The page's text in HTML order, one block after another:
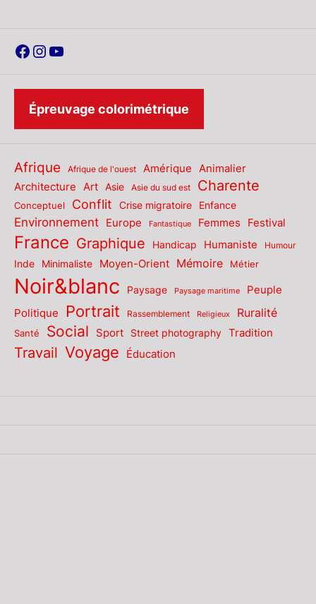
Facebook
Instagram
YouTube
Épreuvage colorimétrique
Afrique Afrique de l'ouest Amérique Animalier
Architecture
Art Asie Asie du sud est Charente
Conceptuel Conflit Crise migratoire Enfance
Environnement Europe Fantastique Femmes Festival
France Graphique Handicap Humaniste Humour
Inde Minimaliste Moyen-Orient Mémoire Métier
Noir&blanc Paysage Paysage maritime Peuple
Politique Portrait Rassemblement Religieux Ruralité
Santé Social Sport Street photography Tradition
Travail Voyage Éducation